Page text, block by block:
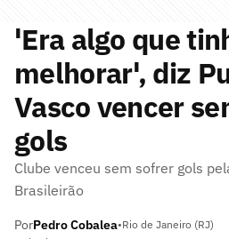
'Era algo que
melhorar', diz
Vasco vencer
gols
Clube venceu sem sofrer gols
Brasileirão
PorPedro Cobalea•Rio de Janeiro (RJ)